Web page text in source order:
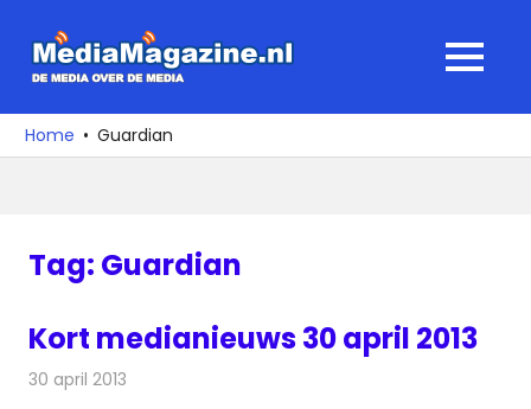
naar
media
over
MENU
Home Guardian
Tag: Guardian
Kort medianieuws 30 april 2013
30 april 2013